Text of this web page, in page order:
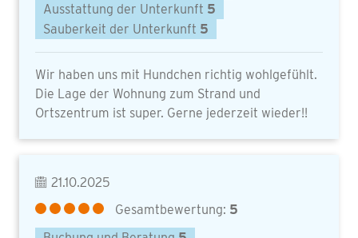
Ausstattung der Unterkunft 5
Sauberkeit der Unterkunft 5
Wir haben uns mit Hundchen richtig wohlgefühlt.
Die Lage der Wohnung zum Strand und
Ortszentrum ist super. Gerne jederzeit wieder!!
21.10.2025
Gesamtbewertung: 5